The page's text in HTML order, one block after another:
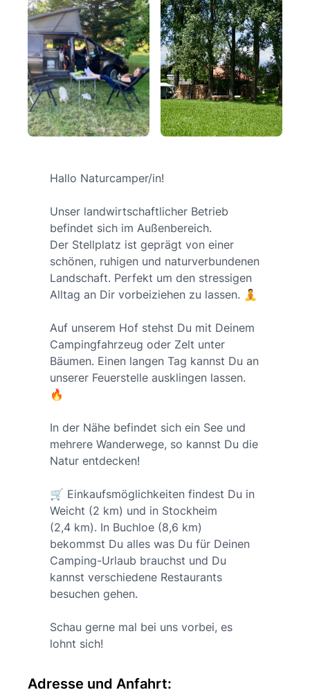
Hallo Naturcamper/in!
Unser landwirtschaftlicher Betrieb
befindet sich im Außenbereich.
Der Stellplatz ist geprägt von einer
schönen, ruhigen und naturverbundenen
Landschaft. Perfekt um den stressigen
Alltag an Dir vorbeiziehen zu lassen. 🧘
Auf unserem Hof stehst Du mit Deinem
Campingfahrzeug oder Zelt unter
Bäumen. Einen langen Tag kannst Du an
unserer Feuerstelle ausklingen lassen.
🔥
In der Nähe befindet sich ein See und
mehrere Wanderwege, so kannst Du die
Natur entdecken!
🛒 Einkaufsmöglichkeiten findest Du in
Weicht (2 km) und in Stockheim
(2,4 km). In Buchloe (8,6 km)
bekommst Du alles was Du für Deinen
Camping-Urlaub brauchst und Du
kannst verschiedene Restaurants
besuchen gehen.
Schau gerne mal bei uns vorbei, es
lohnt sich!
Adresse und Anfahrt: